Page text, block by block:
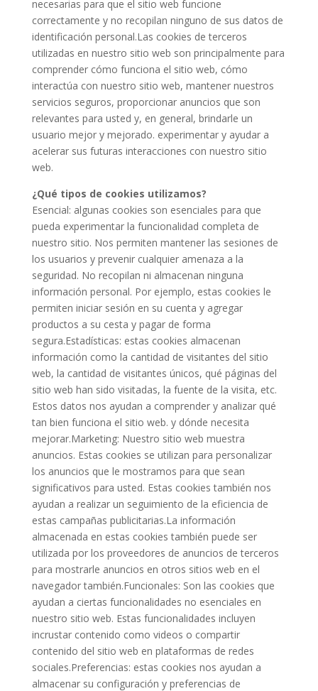
necesarias para que el sitio web funcione
correctamente y no recopilan ninguno de sus datos de
identificación personal.Las cookies de terceros
utilizadas en nuestro sitio web son principalmente para
comprender cómo funciona el sitio web, cómo
interactúa con nuestro sitio web, mantener nuestros
servicios seguros, proporcionar anuncios que son
relevantes para usted y, en general, brindarle un
usuario mejor y mejorado. experimentar y ayudar a
acelerar sus futuras interacciones con nuestro sitio
web.
¿Qué tipos de cookies utilizamos?
Esencial: algunas cookies son esenciales para que
pueda experimentar la funcionalidad completa de
nuestro sitio. Nos permiten mantener las sesiones de
los usuarios y prevenir cualquier amenaza a la
seguridad. No recopilan ni almacenan ninguna
información personal. Por ejemplo, estas cookies le
permiten iniciar sesión en su cuenta y agregar
productos a su cesta y pagar de forma
segura.Estadísticas: estas cookies almacenan
información como la cantidad de visitantes del sitio
web, la cantidad de visitantes únicos, qué páginas del
sitio web han sido visitadas, la fuente de la visita, etc.
Estos datos nos ayudan a comprender y analizar qué
tan bien funciona el sitio web. y dónde necesita
mejorar.Marketing: Nuestro sitio web muestra
anuncios. Estas cookies se utilizan para personalizar
los anuncios que le mostramos para que sean
significativos para usted. Estas cookies también nos
ayudan a realizar un seguimiento de la eficiencia de
estas campañas publicitarias.La información
almacenada en estas cookies también puede ser
utilizada por los proveedores de anuncios de terceros
para mostrarle anuncios en otros sitios web en el
navegador también.Funcionales: Son las cookies que
ayudan a ciertas funcionalidades no esenciales en
nuestro sitio web. Estas funcionalidades incluyen
incrustar contenido como videos o compartir
contenido del sitio web en plataformas de redes
sociales.Preferencias: estas cookies nos ayudan a
almacenar su configuración y preferencias de